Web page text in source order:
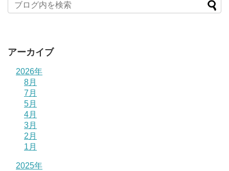
アーカイブ
2026年
8月
7月
5月
4月
3月
2月
1月
2025年